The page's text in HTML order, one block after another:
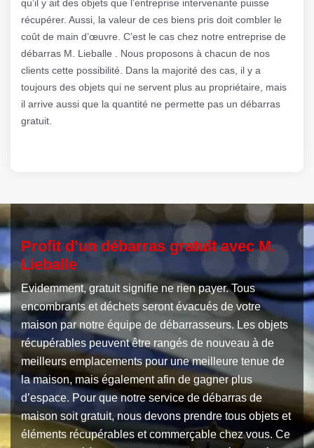
qu’il y ait des objets que l’entreprise intervenante puisse
récupérer. Aussi, la valeur de ces biens pris doit combler le
coût de main d’œuvre. C’est le cas chez notre entreprise de
débarras M. Lieballe . Nous proposons à chacun de nos
clients cette possibilité. Dans la majorité des cas, il y a
toujours des objets qui ne servent plus au propriétaire, mais
il arrive aussi que la quantité ne permette pas un débarras
gratuit.
Profit d’un débarras gratuit avec M.
Lieballe
Evidemment, gratuit signifie ne rien payer. Tous
encombrants et déchets seront évacués de votre
maison par notre équipe de débarrasseurs. Les objets
récupérables peuvent être rangés de nouveau à de
meilleurs emplacements pour une meilleure tenue de
la maison, mais également afin de gagner plus
d’espace. Pour que notre service de débarras de
maison soit gratuit, nous devons prendre tous objets et
éléments récupérables et commerçable chez vous. Ce